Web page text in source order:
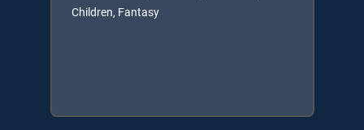
Children, Fantasy